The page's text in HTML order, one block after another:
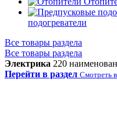
подогреватели
Все товары раздела
Все товары раздела
Электрика 220
Перейти в раздел Смотреть